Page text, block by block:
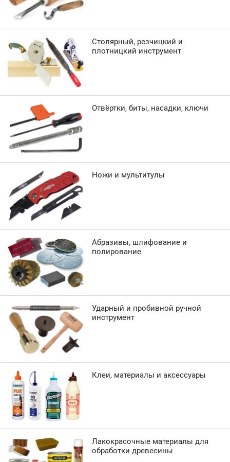
Столярный, резчицкий и
плотницкий инструмент
Отвёртки, биты, насадки, ключи
Ножи и мультитулы
Абразивы, шлифование и
полирование
Ударный и пробивной ручной
инструмент
Клеи, материалы и аксессуары
Лакокрасочные материалы для
обработки древесины